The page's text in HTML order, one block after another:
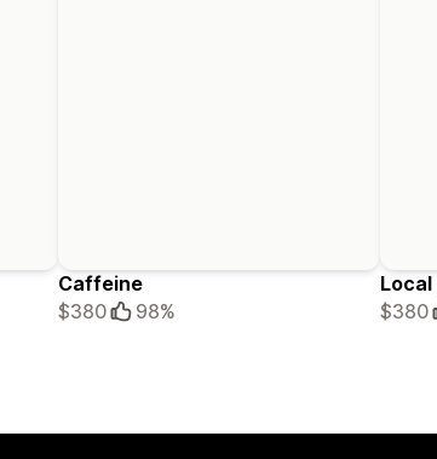
Caffeine
$380
98%
Local
$380